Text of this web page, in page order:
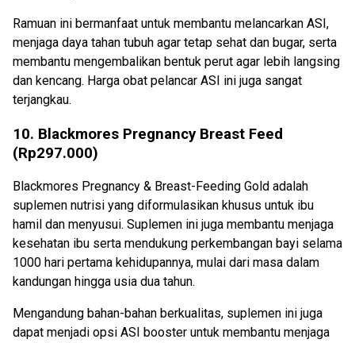
Ramuan ini bermanfaat untuk membantu melancarkan ASI,
menjaga daya tahan tubuh agar tetap sehat dan bugar, serta
membantu mengembalikan bentuk perut agar lebih langsing
dan kencang. Harga obat pelancar ASI ini juga sangat
terjangkau.
10. Blackmores Pregnancy Breast Feed
(Rp297.000)
Blackmores Pregnancy & Breast-Feeding Gold adalah
suplemen nutrisi yang diformulasikan khusus untuk ibu
hamil dan menyusui. Suplemen ini juga membantu menjaga
kesehatan ibu serta mendukung perkembangan bayi selama
1000 hari pertama kehidupannya, mulai dari masa dalam
kandungan hingga usia dua tahun.
Mengandung bahan-bahan berkualitas, suplemen ini juga
dapat menjadi opsi ASI booster untuk membantu menjaga